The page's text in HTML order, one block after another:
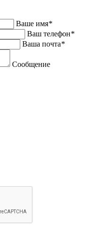
Ваше имя*
Ваш телефон*
Ваша почта*
Сообщение